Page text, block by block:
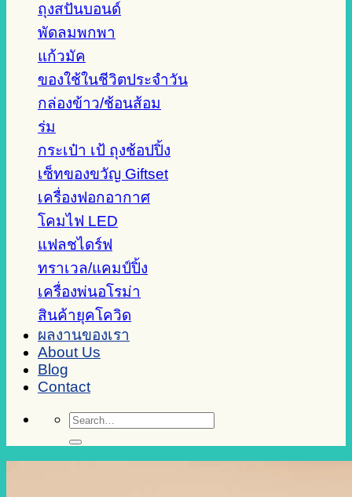
ถุงสปันบอนด์
พัดลมพกพา
แก้วมัค
ของใช้ในชีวิตประจำวัน
กล่องข้าว/ช้อนส้อม
ร่ม
กระเป๋า เป้ ถุงช้อปปิ้ง
เซ็ทของขวัญ Giftset
เครื่องฟอกอากาศ
โคมไฟ LED
แฟลชไดร์ฟ
ทราเวล/แคมป์ปิ้ง
เครื่องพ่นอโรม่า
สินค้ายุคโควิด
ผลงานของเรา
About Us
Blog
Contact
Search